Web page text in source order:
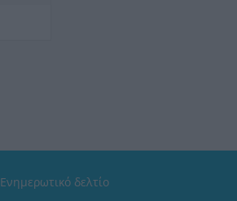
Ενημερωτικό δελτίο